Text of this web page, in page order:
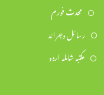
محدث فورم
رسائل وجرائد
مکتبہ شاملہ اردو